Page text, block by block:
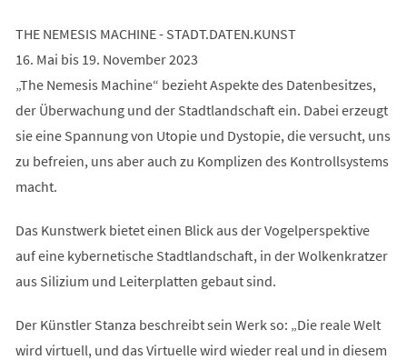
THE NEMESIS MACHINE - STADT.DATEN.KUNST
16. Mai bis 19. November 2023
„The Nemesis Machine“ bezieht Aspekte des Datenbesitzes,
der Überwachung und der Stadtlandschaft ein. Dabei erzeugt
sie eine Spannung von Utopie und Dystopie, die versucht, uns
zu befreien, uns aber auch zu Komplizen des Kontrollsystems
macht.
Das Kunstwerk bietet einen Blick aus der Vogelperspektive
auf eine kybernetische Stadtlandschaft, in der Wolkenkratzer
aus Silizium und Leiterplatten gebaut sind.
Der Künstler Stanza beschreibt sein Werk so: „Die reale Welt
wird virtuell, und das Virtuelle wird wieder real und in diesem